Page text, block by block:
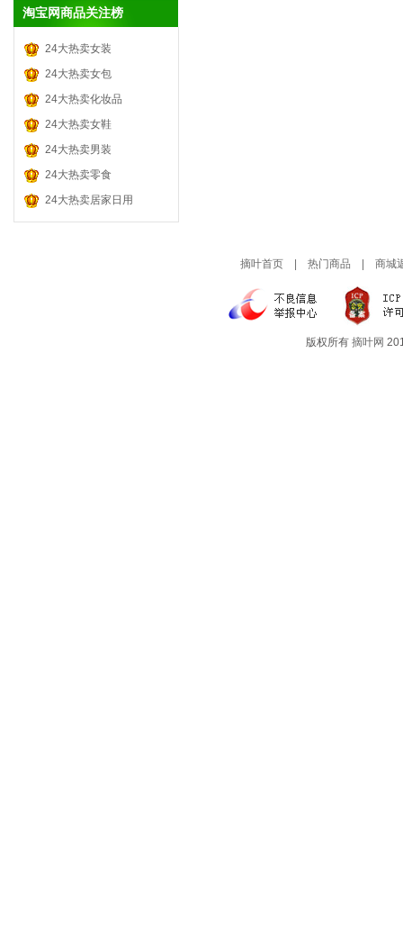
品 牌 手 表
极 限 运 动
办 公 设 备
家 居 日 用
鲜 花 园 艺
折 扣 券
个 人 护 理
汽 车 用 品
尿 片 湿 巾
孕 产 护 肤
宝 宝 教 育
孕 妇 服 装
童 装 童 鞋
营 养 滋 补
茶 叶 茗 品
糖 果 零 食
肉 类 零 食
粮 油 干 货
进 口 零 食
图书杂志
门票旅游
淘宝网商品关注榜
24大热卖女装
24大热卖女包
24大热卖化妆品
24大热卖女鞋
24大热卖男装
24大热卖零食
24大热卖居家日用
摘叶首页| 热门商品 商城
版权所有 摘叶网